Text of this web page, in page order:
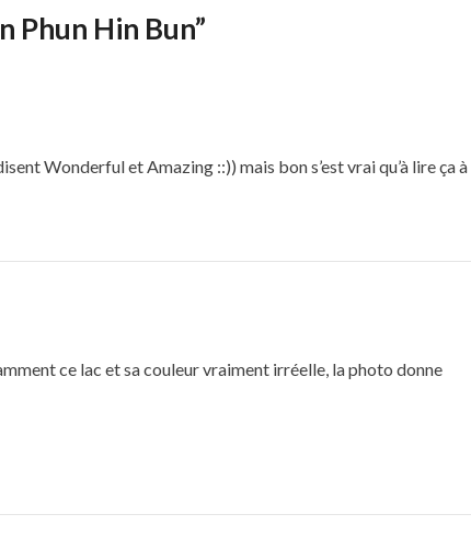
Phun Hin Bun”
Wonderful et Amazing ::)) mais bon s’est vrai qu’à lire ça à
ce lac et sa couleur vraiment irréelle, la photo donne